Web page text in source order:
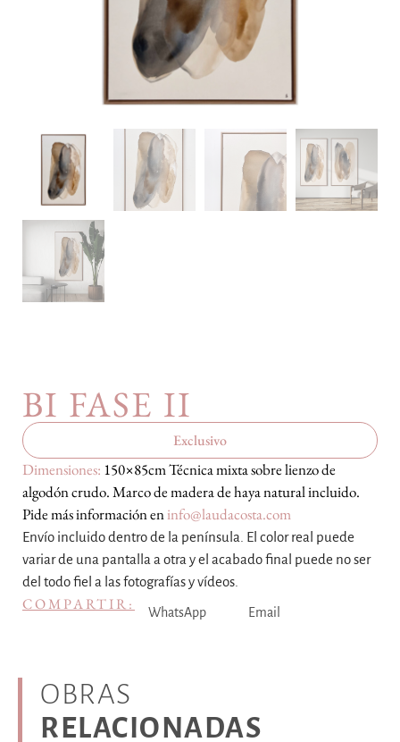
BI FASE II
Exclusivo
Dimensiones: 150×85cm Técnica mixta sobre lienzo de
algodón crudo. Marco de madera de haya natural incluido.
Pide más información eninfo@laudacosta.com
Envío incluido dentro de la península. El color real puede
variar de una pantalla a otra y el acabado final puede no ser
del todo fiel a las fotografías y vídeos.
COMPARTIR: WhatsApp Email
OBRAS
RELACIONADAS